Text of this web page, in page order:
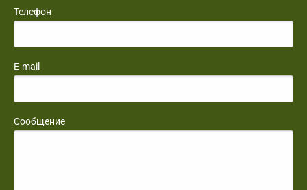
Телефон
E-mail
Сообщение